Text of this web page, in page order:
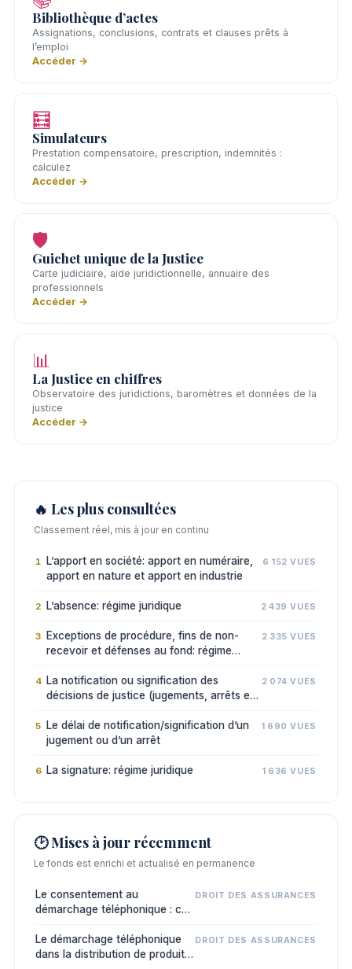
Bibliothèque d’actes
Assignations, conclusions, contrats et clauses prêts à
l’emploi
Accéder →
🧮
Simulateurs
Prestation compensatoire, prescription, indemnités :
calculez
Accéder →
🛡️
Guichet unique de la Justice
Carte judiciaire, aide juridictionnelle, annuaire des
professionnels
Accéder →
📊
La Justice en chiffres
Observatoire des juridictions, baromètres et données de la
justice
Accéder →
🔥 Les plus consultées
Classement réel, mis à jour en continu
1 L’apport en société: apport en numéraire,
apport en nature et apport en industrie
6 152 VUES
2 L’absence: régime juridique 2 439 VUES
3 Exceptions de procédure, fins de non-
recevoir et défenses au fond: régime
2 335 VUES
4 La notification ou signification des
décisions de justice (jugements, arrêts et
2 074 VUES
5 Le délai de notification/signification d’un
jugement ou d’un arrêt
1 690 VUES
6 La signature: régime juridique 1 636 VUES
🕑 Mises à jour récemment
Le fonds est enrichi et actualisé en permanence
Le consentement au
démarchage téléphonique : ce
DROIT DES ASSURANCES
Le démarchage téléphonique
dans la distribution de produits
DROIT DES ASSURANCES